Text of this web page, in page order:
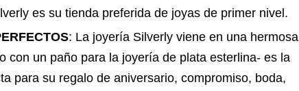
es su tienda preferida de joyas de primer nivel.
: La joyería Silverly viene en una hermosa
con un paño para la joyería de plata esterlina- es la
para su regalo de aniversario, compromiso, boda,